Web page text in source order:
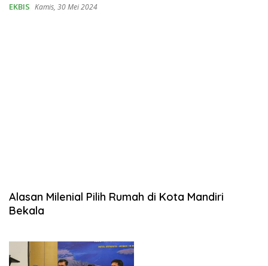
EKBIS Kamis, 30 Mei 2024
Alasan Milenial Pilih Rumah di Kota Mandiri
Bekala